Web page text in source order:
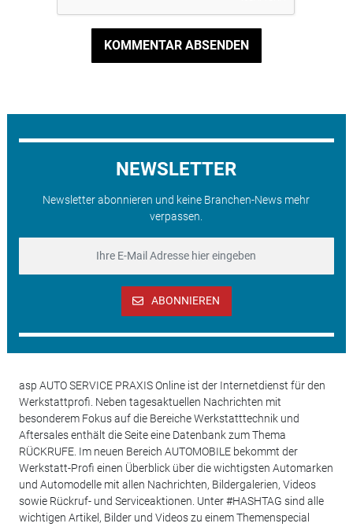
KOMMENTAR ABSENDEN
NEWSLETTER
Newsletter abonnieren und keine Branchen-News mehr
verpassen.
ABONNIEREN
asp AUTO SERVICE PRAXIS Online ist der Internetdienst für den
Werkstattprofi. Neben tagesaktuellen Nachrichten mit
besonderem Fokus auf die Bereiche Werkstatttechnik und
Aftersales enthält die Seite eine Datenbank zum Thema
RÜCKRUFE. Im neuen Bereich AUTOMOBILE bekommt der
Werkstatt-Profi einen Überblick über die wichtigsten Automarken
und Automodelle mit allen Nachrichten, Bildergalerien, Videos
sowie Rückruf- und Serviceaktionen. Unter #HASHTAG sind alle
wichtigen Artikel, Bilder und Videos zu einem Themenspecial